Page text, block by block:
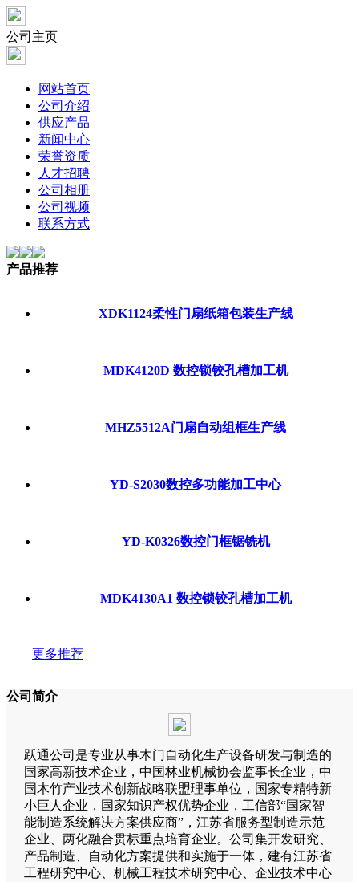
公司主页
网站首页
公司介绍
供应产品
新闻中心
荣誉资质
人才招聘
公司相册
公司视频
联系方式
产品推荐
XDK1124柔性门扇纸箱包装生产线
MDK4120D 数控锁铰孔槽加工机
MHZ5512A门扇自动组框生产线
YD-S2030数控多功能加工中心
YD-K0326数控门框锯铣机
MDK4130A1 数控锁铰孔槽加工机
更多推荐
公司简介
跃通公司是专业从事木门自动化生产设备研发与制造的
国家高新技术企业，中国林业机械协会监事长企业，中
国木竹产业技术创新战略联盟理事单位，国家专精特新
小巨人企业，国家知识产权优势企业，工信部“国家智
能制造系统解决方案供应商”，江苏省服务型制造示范
企业、两化融合贯标重点培育企业。公司集开发研究、
产品制造、自动化方案提供和实施于一体，建有江苏省
工程研究中心、机械工程技术研究中心、企业技术中心